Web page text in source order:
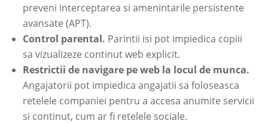
preveni interceptarea si amenintarile persistente
avansate (APT).
Control parental. Parintii isi pot impiedica copiii
sa vizualizeze continut web explicit.
Restrictii de navigare pe web la locul de munca.
Angajatorii pot impiedica angajatii sa foloseasca
retelele companiei pentru a accesa anumite servicii
si continut, cum ar fi retelele sociale.